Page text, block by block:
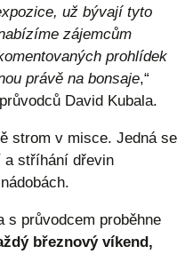
už bývají tyto
zájemcům
prohlídek
právě na bonsaje,“
David Kubala.
strom v misce. Jedná se
a stříhání dřevin
s průvodcem proběhne
březnový víkend,